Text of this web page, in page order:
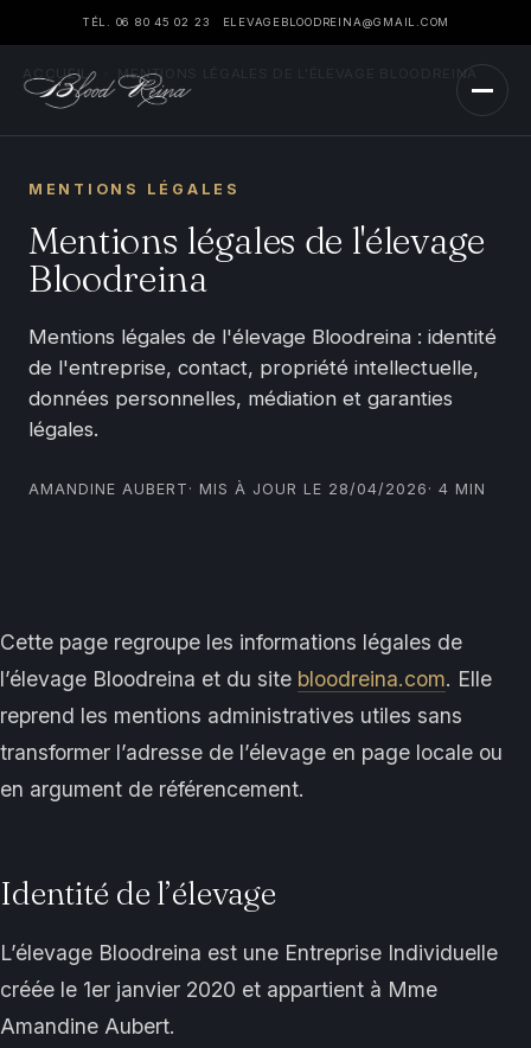
TÉL. 06 80 45 02 23 ELEVAGEBLOODREINA@GMAIL.COM
ACCUEIL MENTIONS LÉGALES DE L'ÉLEVAGE BLOODREINA
MENTIONS LÉGALES
Mentions légales de l'élevage
Bloodreina
Mentions légales de l'élevage Bloodreina : identité
de l'entreprise, contact, propriété intellectuelle,
données personnelles, médiation et garanties
légales.
AMANDINE AUBERT · MIS À JOUR LE 28/04/2026 · 4 MIN
Cette page regroupe les informations légales de
l’élevage Bloodreina et du site bloodreina.com. Elle
reprend les mentions administratives utiles sans
transformer l’adresse de l’élevage en page locale ou
en argument de référencement.
Identité de l’élevage
L’élevage Bloodreina est une Entreprise Individuelle
créée le 1er janvier 2020 et appartient à Mme
Amandine Aubert.